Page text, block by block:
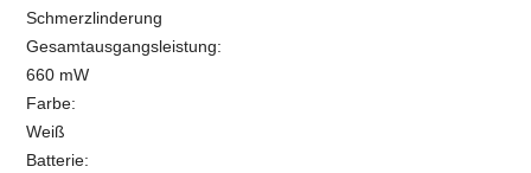
Schmerzlinderung
Gesamtausgangsleistung:
660 mW
Farbe:
Weiß
Batterie: